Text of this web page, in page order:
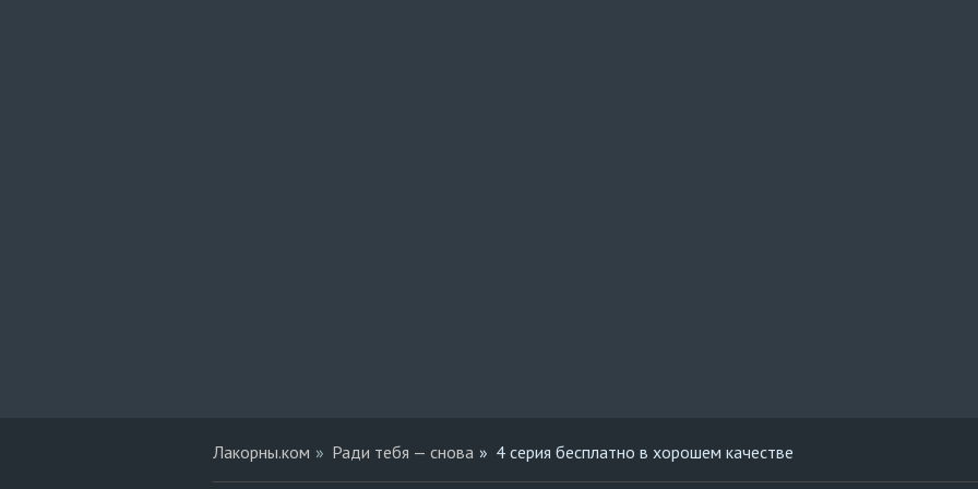
Лакорны.ком Ради тебя — снова 4 серия бесплатно в хорошем качестве